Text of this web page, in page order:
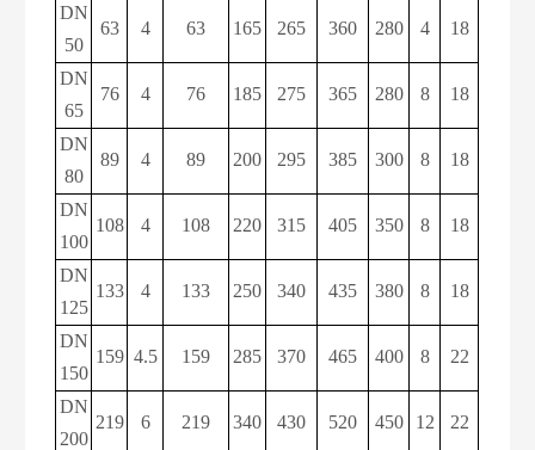
DN
50
63 4 63 165 265 360 280 4 18
DN
65
76 4 76 185 275 365 280 8 18
DN
80
89 4 89 200 295 385 300 8 18
DN
100
108 4 108 220 315 405 350 8 18
DN
125
133 4 133 250 340 435 380 8 18
DN
150
159 4.5 159 285 370 465 400 8 22
DN
200
219 6 219 340 430 520 450 12 22